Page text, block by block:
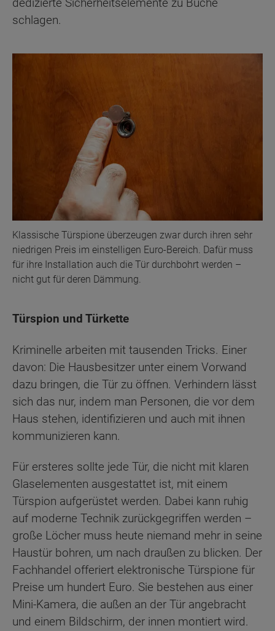
schlagen.
Klassische Türspione überzeugen zwar durch ihren sehr
niedrigen Preis im einstelligen Euro-Bereich. Dafür muss
für ihre Installation auch die Tür durchbohrt werden –
nicht gut für deren Dämmung.
Türspion und Türkette
Kriminelle arbeiten mit tausenden Tricks. Einer
davon: Die Hausbesitzer unter einem Vorwand
dazu bringen, die Tür zu öffnen. Verhindern lässt
sich das nur, indem man Personen, die vor dem
Haus stehen, identifizieren und auch mit ihnen
kommunizieren kann.
Für ersteres sollte jede Tür, die nicht mit klaren
Glaselementen ausgestattet ist, mit einem
Türspion aufgerüstet werden. Dabei kann ruhig
auf moderne Technik zurückgegriffen werden –
große Löcher muss heute niemand mehr in seine
Haustür bohren, um nach draußen zu blicken. Der
Fachhandel offeriert elektronische Türspione für
Preise um hundert Euro. Sie bestehen aus einer
Mini-Kamera, die außen an der Tür angebracht
und einem Bildschirm, der innen montiert wird.